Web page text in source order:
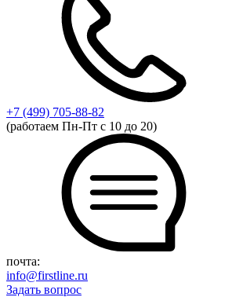
+7 (499) 705-88-82
(работаем Пн-Пт с 10 до 20)
почта:
info@firstline.ru
Задать вопрос